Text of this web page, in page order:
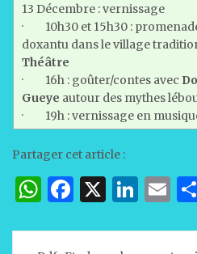
13 Décembre : vernissage
· 10h30 et 15h30 :
doxantu dans le village
Théâtre
· 16h : goûter/contes avec
Gueye autour des mythes
· 19h : vernissage en
Partager cet article :
W
at
F
c
X
Li
k
E
ai